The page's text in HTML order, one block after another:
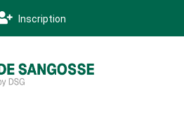
Inscription